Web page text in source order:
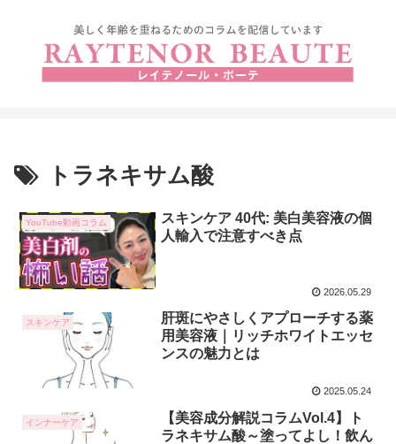
トラネキサム酸
YouTube動画コラム
スキンケア 40代: 美白美容液の個
人輸入で注意すべき点
2026.05.29
スキンケア
肝斑にやさしくアプローチする薬
用美容液｜リッチホワイトエッセ
ンスの魅力とは
2025.05.24
インナーケア
【美容成分解説コラムVol.4】ト
ラネキサム酸～塗ってよし！飲ん